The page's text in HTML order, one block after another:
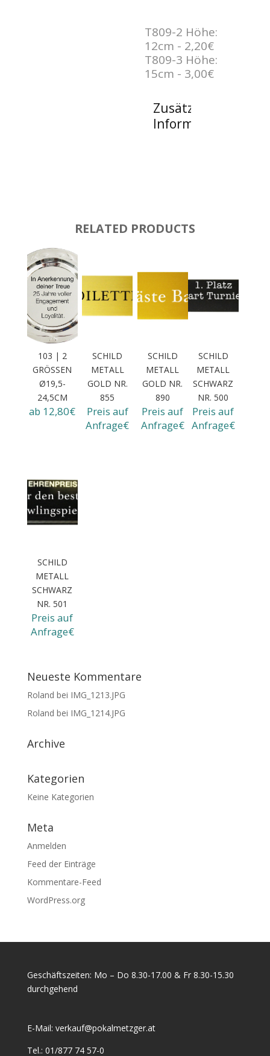
T809-2 Höhe:
12cm - 2,20€
T809-3 Höhe:
15cm - 3,00€
Zusätzliche
Informationen
RELATED PRODUCTS
103 | 2
GRÖSSEN Ø
19,5-2
4,5CM
ab 12,80€
SCHILD
METALL
GOLD NR.
855
Preis auf
Anfrage€
SCHILD
METALL
GOLD NR.
890
Preis auf
Anfrage€
SCHILD
METALL
SCHWARZ
NR. 500
Preis auf
Anfrage€
SCHILD
METALL
SCHWARZ
NR. 501
Preis auf
Anfrage€
Neueste Kommentare
Roland bei IMG_1213.JPG
Roland bei IMG_1214.JPG
Archive
Kategorien
Keine Kategorien
Meta
Anmelden
Feed der Einträge
Kommentare-Feed
WordPress.org
Geschäftszeiten: Mo – Do 8.30-17.00 & Fr 8.30-15.30
durchgehend
E-Mail: verkauf@pokalmetzger.at
Tel.: 01/877 74 57-0